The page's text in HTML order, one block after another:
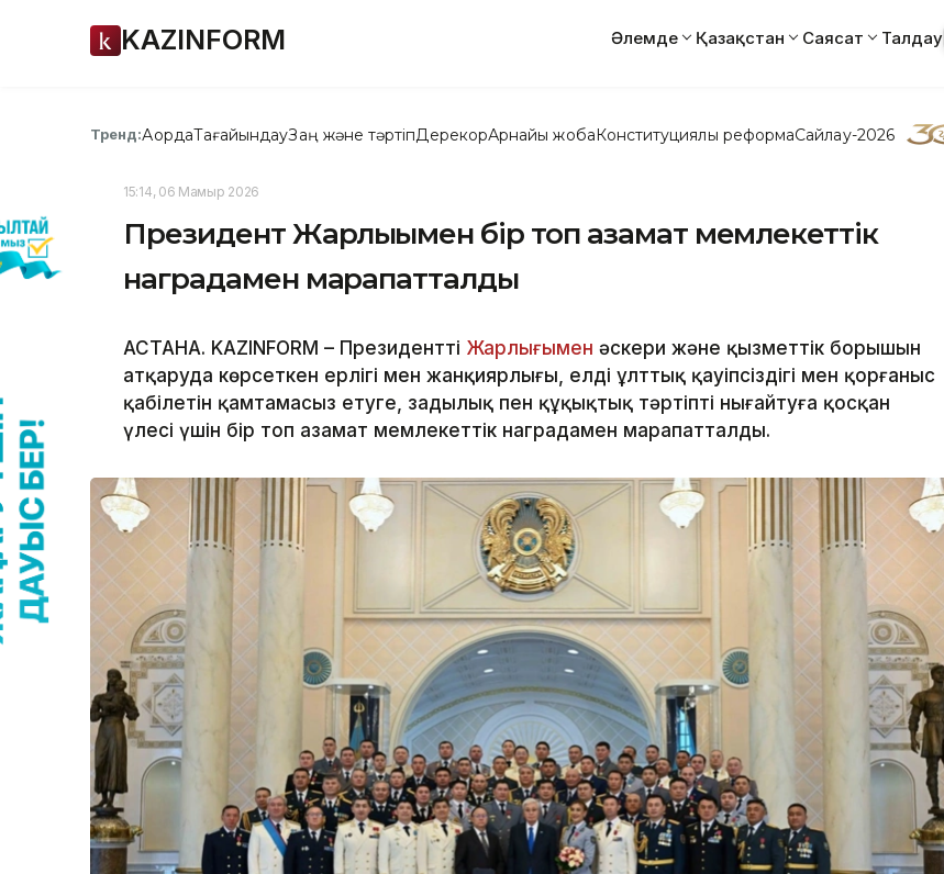
KAZINFORM Әлемде Қазақстан Саясат Талдау
Тренд:АқордаТағайындауЗаң және тәртіпДерекқорАрнайы жобаКонституциялық реформаСайлау-2026
15:14, 06 Мамыр 2026
Президент Жарлығымен бір топ азамат мемлекеттік
наградамен марапатталды
АСТАНА. KAZINFORM – Президенттің Жарлығымен әскери және қызметтік борышын
атқаруда көрсеткен ерлігі мен жанқиярлығы, елдің ұлттық қауіпсіздігі мен қорғаныс
қабілетін қамтамасыз етуге, заңдылық пен құқықтық тәртіпті нығайтуға қосқан
үлесі үшін бір топ азамат мемлекеттік наградамен марапатталды.